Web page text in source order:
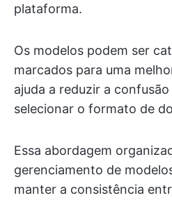
plataforma.
Os modelos podem ser
marcados para uma
ajuda a reduzir a
selecionar o formato de
Essa abordagem
gerenciamento de
manter a consistência